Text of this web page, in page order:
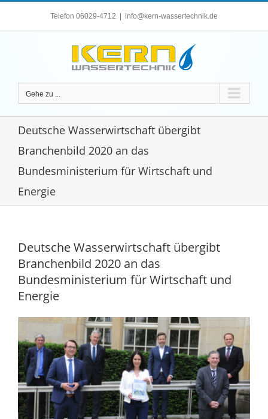
Telefon 06029-4712 info@kern-wassertechnik.de
Gehe zu ...
Deutsche Wasserwirtschaft übergibt
Branchenbild 2020 an das
Bundesministerium für Wirtschaft und
Energie
Deutsche Wasserwirtschaft übergibt
Branchenbild 2020 an das
Bundesministerium für Wirtschaft und
Energie